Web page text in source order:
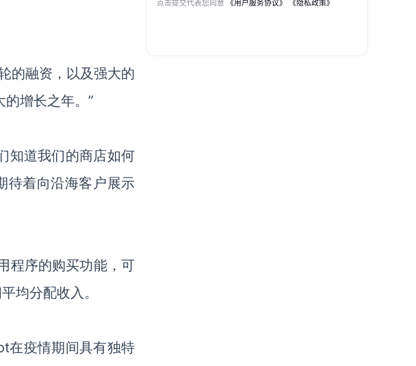
的融资，以及强大的
增长之年。”
知道我们的商店如何
待着向沿海客户展示
程序的购买功能，可
均分配收入。
在疫情期间具有独特